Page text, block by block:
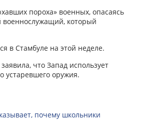
пороха» военных, опасаясь
военнослужащий, который
в Стамбуле на этой неделе.
что Запад использует
устаревшего оружия.
почему школьники